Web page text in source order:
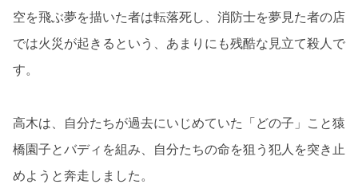
空を飛ぶ夢を描いた者は転落死し、消防士を夢見た者の店
では火災が起きるという、あまりにも残酷な見立て殺人で
す。
高木は、自分たちが過去にいじめていた「どの子」こと猿
橋園子とバディを組み、自分たちの命を狙う犯人を突き止
めようと奔走しました。